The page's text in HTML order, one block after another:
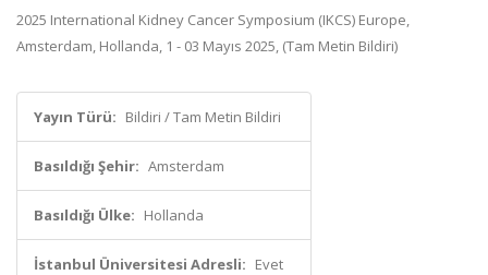
2025 International Kidney Cancer Symposium (IKCS) Europe,
Amsterdam, Hollanda, 1 - 03 Mayıs 2025, (Tam Metin Bildiri)
Yayın Türü: Bildiri / Tam Metin Bildiri
Basıldığı Şehir: Amsterdam
Basıldığı Ülke: Hollanda
İstanbul Üniversitesi Adresli: Evet